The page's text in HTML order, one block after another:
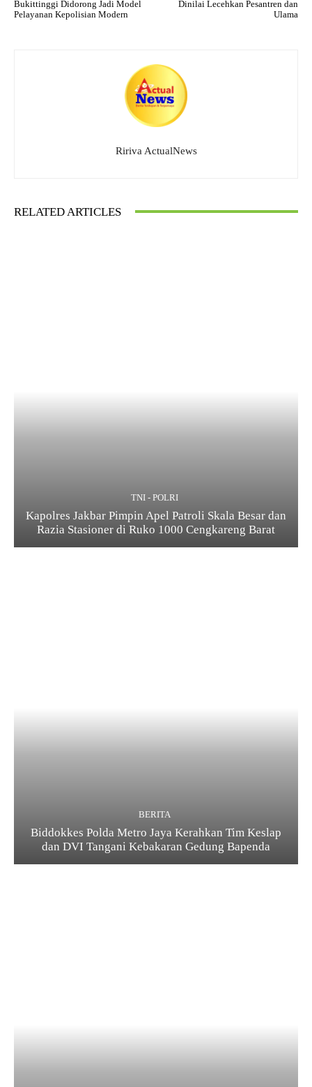
Bukittinggi Didorong Jadi Model
Pelayanan Kepolisian Modern
Dinilai Lecehkan Pesantren dan
Ulama
Ririva ActualNews
RELATED ARTICLES
TNI - POLRI
Kapolres Jakbar Pimpin Apel Patroli Skala Besar dan
Razia Stasioner di Ruko 1000 Cengkareng Barat
BERITA
Biddokkes Polda Metro Jaya Kerahkan Tim Keslap
dan DVI Tangani Kebakaran Gedung Bapenda